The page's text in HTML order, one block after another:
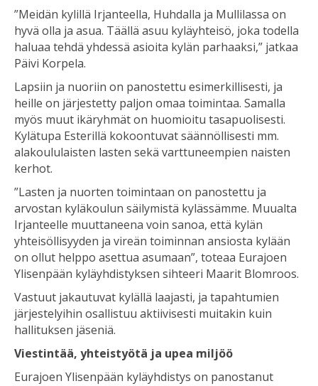
”Meidän kylillä Irjanteella, Huhdalla ja Mullilassa on
hyvä olla ja asua. Täällä asuu kyläyhteisö, joka todella
haluaa tehdä yhdessä asioita kylän parhaaksi,” jatkaa
Päivi Korpela.
Lapsiin ja nuoriin on panostettu esimerkillisesti, ja
heille on järjestetty paljon omaa toimintaa. Samalla
myös muut ikäryhmät on huomioitu tasapuolisesti.
Kylätupa Esterillä kokoontuvat säännöllisesti mm.
alakoululaisten lasten sekä varttuneempien naisten
kerhot.
”Lasten ja nuorten toimintaan on panostettu ja
arvostan kyläkoulun säilymistä kylässämme. Muualta
Irjanteelle muuttaneena voin sanoa, että kylän
yhteisöllisyyden ja vireän toiminnan ansiosta kylään
on ollut helppo asettua asumaan”, toteaa Eurajoen
Ylisenpään kyläyhdistyksen sihteeri Maarit Blomroos.
Vastuut jakautuvat kylällä laajasti, ja tapahtumien
järjestelyihin osallistuu aktiivisesti muitakin kuin
hallituksen jäseniä.
Viestintää, yhteistyötä ja upea miljöö
Eurajoen Ylisenpään kyläyhdistys on panostanut